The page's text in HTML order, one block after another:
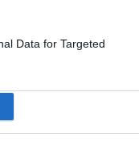
Data for Targeted